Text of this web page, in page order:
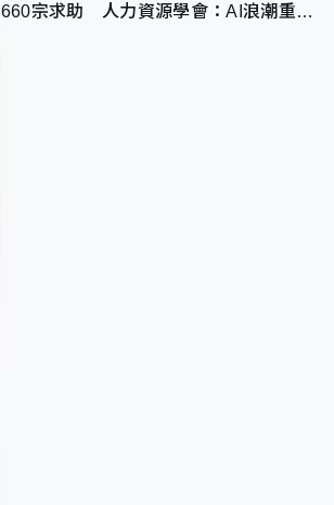
660宗求助 人力資源學會：AI浪潮重整